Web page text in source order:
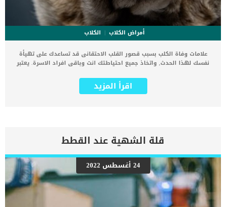
أمراض الكلاب
الكلاب
علامات وفاة الكلب بسبب قصور القلب الاحتقانى قد تساعدك على تهيأة
نفسك لهذا الحدث, واتخاذ جميع احتياطتك انت وباقى افراد الاسرة. يعتبر
يتعرض لها جميع الكائنات الحية بما فى ذلك الكلاب والقطط. كما ان القلب
يعتبر عضوا رئيسيا فى جسم الكلاب, واى قصور به يعتبر قصور فى باقى
اعراض وعلامات تضخم القلب عند الكلاب فى هذا المقال سنطلعك على
بعض العلامات التي تشير إلى أن كلبك قد اقترب من مرحلة يحتافيها إلى
رعاية المسنين أو قد تفكر في القتل الرحيم. يمكننا اختصار هذه العلامات
على شكل مجموعة من المراحل التى يتدرجها الكلب الى ان يصل الى
النهاية. اهم علامات وفاة الكلاب بسبب قصور القلب الاحتقانى كما ذكرنا
ستكون هذه العلامات عبارة عن مراحل متدرجة الى المرحلة الاخيرة وهى
الوفاة. _المرحلة الاولى, تظهر ان الكلب معرض لخطر الإصابة بسرطان
القلب ، ولكن ليس لديه أعراض ولا تغييرات في القلب. _المرحلة
اقرأ المزيد
قلة الشهية عند القطط
24 أغسطس 2022